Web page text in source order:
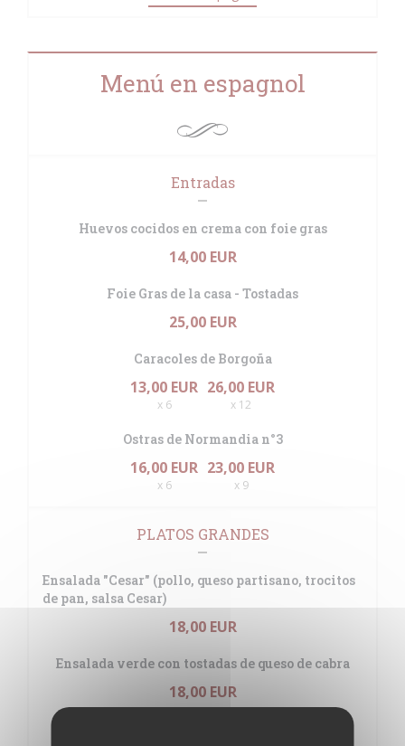
Menú en espagnol
Entradas
Huevos cocidos en crema con foie gras
14,00 EUR
Foie Gras de la casa - Tostadas
25,00 EUR
Caracoles de Borgoña
13,00 EUR
x 6
26,00 EUR
x 12
Ostras de Normandia n°3
16,00 EUR
x 6
23,00 EUR
x 9
PLATOS GRANDES
Ensalada "Cesar" (pollo, queso partisano, trocitos
de pan, salsa Cesar)
18,00 EUR
Ensalada verde con tostadas de queso de cabra
18,00 EUR